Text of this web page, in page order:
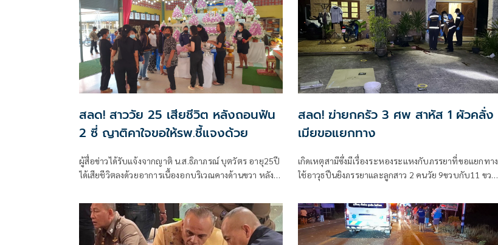
รับบาดเจ็บจำนวนมาก
สลด! สาววัย 25 เสียชีวิต หลังถอนฟัน
2 ซี่ ญาติคาใจขอให้รพ.ชี้แจงด้วย
ผู้สื่อข่าวได้รับแจ้งจากญาติ น.ส.ธิภาภรณ์ บุตวัตร อายุ25ปี
ได้เสียชีวิตลงด้วยอาการเนื้องอกบริเวณคางด้านขวา หลัง
พยาบาลพระจอมเกล้าจังหวัดเพชรบุรี รวจหามะเร็งและ
ผลตรวจจะ
สลด! ฆ่ายกครัว 3 ศพ สาหัส 1 ผัวคลั่ง
เมียขอแยกทาง
เกิดเหตุสามีซึ่งมีเรื่องระหองระแหงกับภรรยาที่ขอแยกทาง
ใช้อาวุธปืนยิงภรรยาและลูกสาว 2 คนวัย 9ขวบกับ11 ขวบ
ครอบครัว ทั้งสี่คน แต่เสียชีวิต 3 คนเหลือเพียงลูกสาวคน
โตอาการสาหัสเป็นตายเท่ากัน